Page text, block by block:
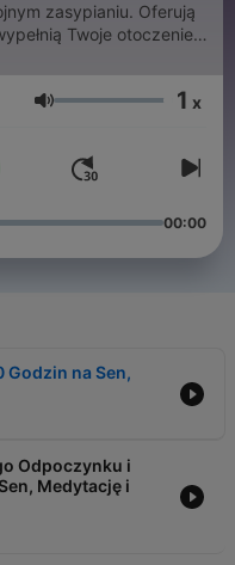
zasypianiu. Oferują
Twoje otoczenie
umysłu.
do medytacji, ta
Ένταση 1 x
00:00
Godzin na Sen,
Odpoczynku i
Medytację i